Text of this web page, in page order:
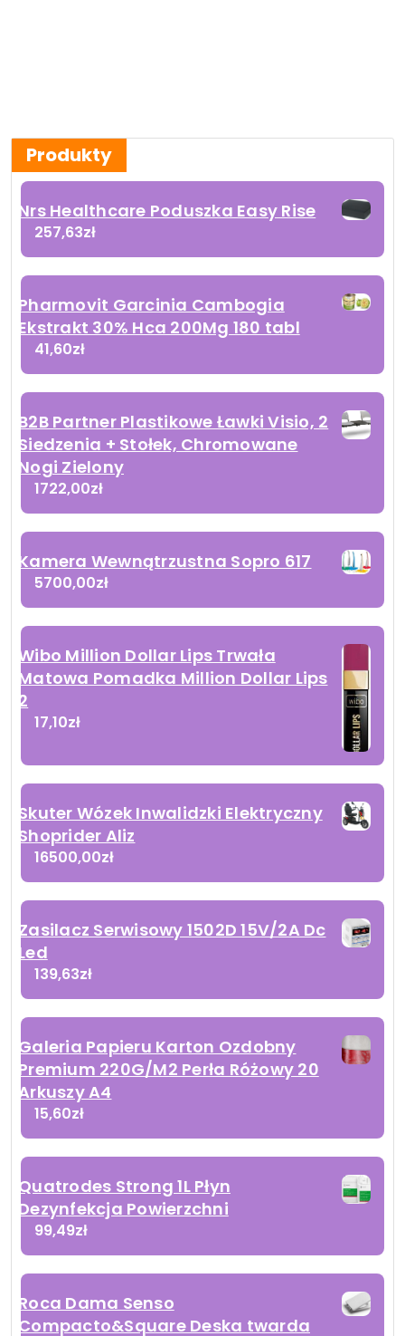
Produkty
Nrs Healthcare Poduszka Easy Rise
257,63zł
Pharmovit Garcinia Cambogia
Ekstrakt 30% Hca 200Mg 180 tabl
41,60zł
B2B Partner Plastikowe Ławki Visio, 2
Siedzenia + Stołek, Chromowane
Nogi Zielony
1722,00zł
Kamera Wewnątrzustna Sopro 617
5700,00zł
Wibo Million Dollar Lips Trwała
Matowa Pomadka Million Dollar Lips
2
17,10zł
Skuter Wózek Inwalidzki Elektryczny
Shoprider Aliz
16500,00zł
Zasilacz Serwisowy 1502D 15V/2A Dc
Led
139,63zł
Galeria Papieru Karton Ozdobny
Premium 220G/M2 Perła Różowy 20
Arkuszy A4
15,60zł
Quatrodes Strong 1L Płyn
Dezynfekcja Powierzchni
99,49zł
Roca Dama Senso
Compacto&Square Deska twarda